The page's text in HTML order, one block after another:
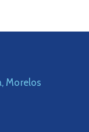
Morelos